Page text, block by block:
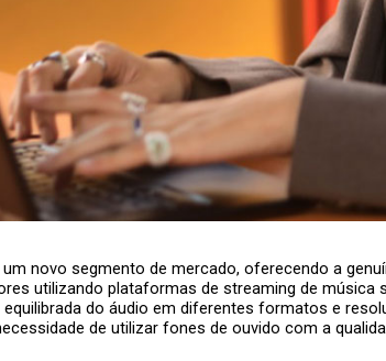
novo segmento de mercado, oferecendo a
utilizando plataformas de streaming de
do áudio em diferentes formatos e
de utilizar fones de ouvido com a